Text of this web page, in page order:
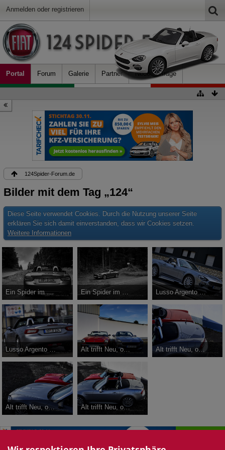
Anmelden oder registrieren
Portal Forum Galerie Partner Neue Beiträge
124Spider-Forum.de
Bilder mit dem Tag „124“
Diese Seite verwendet Cookies. Durch die Nutzung unserer Seite
erklären Sie sich damit einverstanden, dass wir Cookies setzen.
Weitere Informationen
Ein Spider im Schwarzwald ....
F-Spider-20. August 2017
3.658
1 3
Ein Spider im Schwarzwald ....
F-Spider-20. August 2017
Lusso Argento Grau
F-Spider-20. August 2017
3.764
Lusso Argento Grau
F-Spider-20. August 2017
0 3
Alt trifft Neu, oder 50 Jahre Spider
F-Spider-20. August 2017
3.627
Alt trifft Neu, oder 50 Jahre Spider
F-Spider-20. August 2017
Alt trifft Neu, oder 50 Jahre Spider
F-Spider-20. August 2017
Alt trifft Neu, oder 50 Jahre Spider
F-Spider-20. August 2017